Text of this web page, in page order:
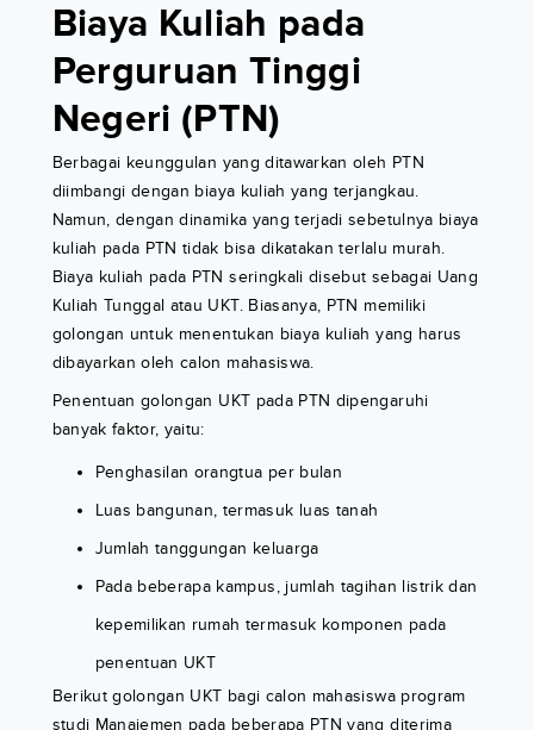
Biaya Kuliah pada
Perguruan Tinggi
Negeri (PTN)
Berbagai keunggulan yang ditawarkan oleh PTN
diimbangi dengan biaya kuliah yang terjangkau.
Namun, dengan dinamika yang terjadi sebetulnya biaya
kuliah pada PTN tidak bisa dikatakan terlalu murah.
Biaya kuliah pada PTN seringkali disebut sebagai Uang
Kuliah Tunggal atau UKT. Biasanya, PTN memiliki
golongan untuk menentukan biaya kuliah yang harus
dibayarkan oleh calon mahasiswa.
Penentuan golongan UKT pada PTN dipengaruhi
banyak faktor, yaitu:
Penghasilan orangtua per bulan
Luas bangunan, termasuk luas tanah
Jumlah tanggungan keluarga
Pada beberapa kampus, jumlah tagihan listrik dan
kepemilikan rumah termasuk komponen pada
penentuan UKT
Berikut golongan UKT bagi calon mahasiswa program
studi Manajemen pada beberapa PTN yang diterima